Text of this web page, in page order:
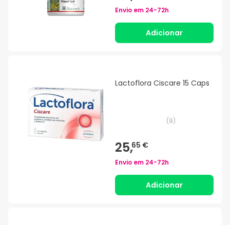
Envio em 24-72h
Adicionar
Lactoflora Ciscare 15 Caps
(9)
25,65 €
Envio em 24-72h
Adicionar